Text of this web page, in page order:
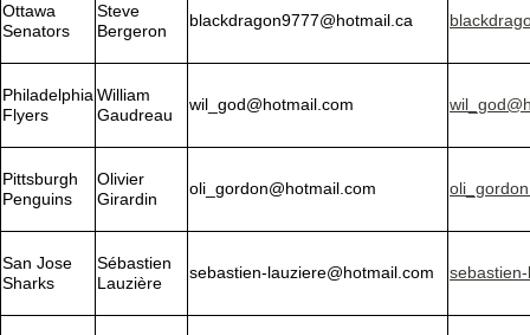
Ottawa
Senators
Steve
Bergeron
blackdragon9777@hotmail.ca
Philadelphia
Flyers
William
Gaudreau
wil_god@hotmail.com
Pittsburgh
Penguins
Olivier
Girardin
oli_gordon@hotmail.com
San Jose
Sharks
Sébastien
Lauzière
sebastien-lauziere@hotmail.com